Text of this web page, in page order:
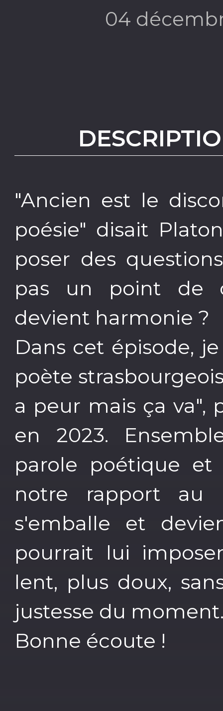
04
"Ancien est le
poésie" disait
poser des
pas un point de
devient harmonie ?
Dans cet épisode,
poète
a peur mais ça va",
en 2023.
parole poétique
notre rapport au
s'emballe et
pourrait lui
lent, plus doux,
justesse du
Bonne écoute !